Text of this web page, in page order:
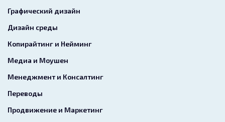
Графический дизайн
Дизайн среды
Копирайтинг и Нейминг
Медиа и Моушен
Менеджмент и Консалтинг
Переводы
Продвижение и Маркетинг